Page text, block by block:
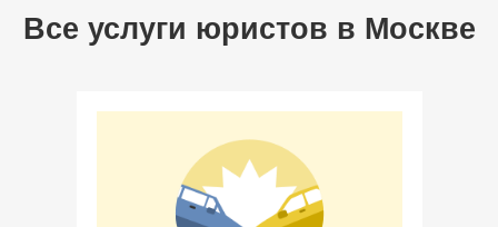
Все услуги юристов в Москве